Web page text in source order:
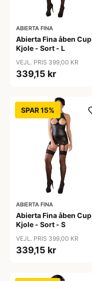
ABIERTA FINA
Abierta Fina åben Cup
Kjole - Sort - L
VEJL. PRIS 399,00 KR
339,15 kr
SPAR 15%
ABIERTA FINA
Abierta Fina åben Cup
Kjole - Sort - S
VEJL. PRIS 399,00 KR
339,15 kr